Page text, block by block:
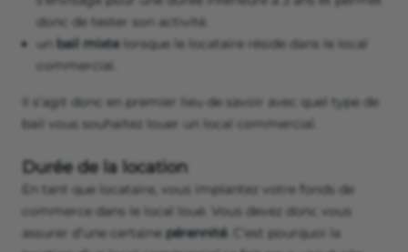
durée de 6 ans et non 9 ans,
résiliation par le locataire avant l’échéance.
En outre, vous pouvez également louer un local
convention d’occupation précaire
: une redevance
locaux, qui ont vocation à évoluer ou être détruits.
un
bail de courte durée :
ce bail dérogatoire représente
la véritable alternative au bail commercial. Il
s’envisage pour une durée inférieure à 3 ans et permet